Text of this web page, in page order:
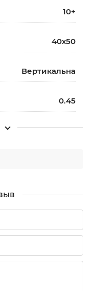
10+
40х50
Вертикальна
0.45